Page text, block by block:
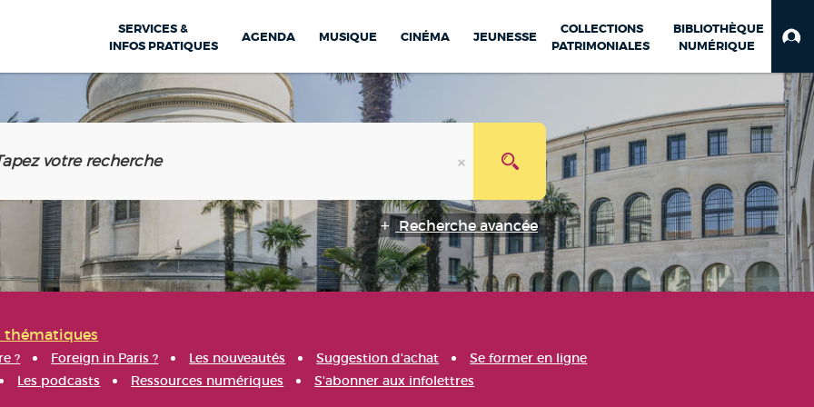
SERVICES &
INFOS PRATIQUES
AGENDA MUSIQUE CINÉMA JEUNESSE
COLLECTIONS
PATRIMONIALES
BIBLIOTHÈQUE
NUMÉRIQUE
Recherche avancée
thématiques
? Foreign in Paris ? Les nouveautés Suggestion d'achat
Se former en ligne
Les podcasts Ressources numériques S'abonner aux infolettres